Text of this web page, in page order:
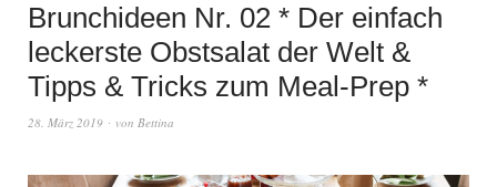
Brunchideen Nr. 02 * Der einfach
leckerste Obstsalat der Welt &
Tipps & Tricks zum Meal-Prep *
28. März 2019 von Bettina